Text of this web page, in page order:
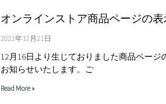
オンラインストア商品ページの
2022年12月21日
12月16日より生じておりました商品ペー
お知らせいたします。ご
Read More »